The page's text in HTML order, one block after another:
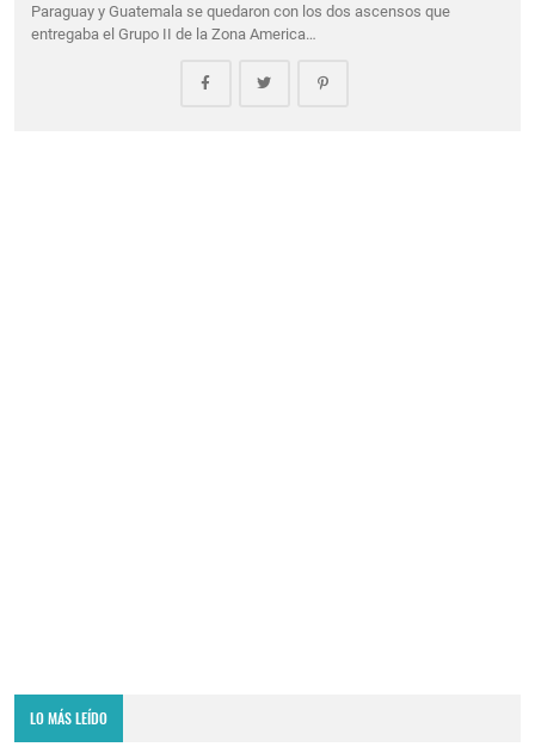
Paraguay y Guatemala se quedaron con los dos ascensos que
entregaba el Grupo II de la Zona America…
LO MÁS LEÍDO